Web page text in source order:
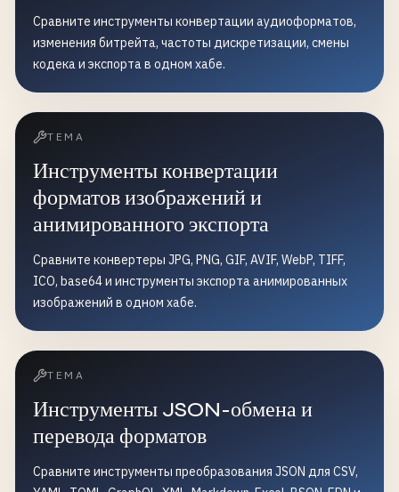
Сравните инструменты конвертации аудиоформатов,
изменения битрейта, частоты дискретизации, смены
кодека и экспорта в одном хабе.
ТЕМА
Инструменты конвертации
форматов изображений и
анимированного экспорта
Сравните конвертеры JPG, PNG, GIF, AVIF, WebP, TIFF,
ICO, base64 и инструменты экспорта анимированных
изображений в одном хабе.
ТЕМА
Инструменты JSON-обмена и
перевода форматов
Сравните инструменты преобразования JSON для CSV,